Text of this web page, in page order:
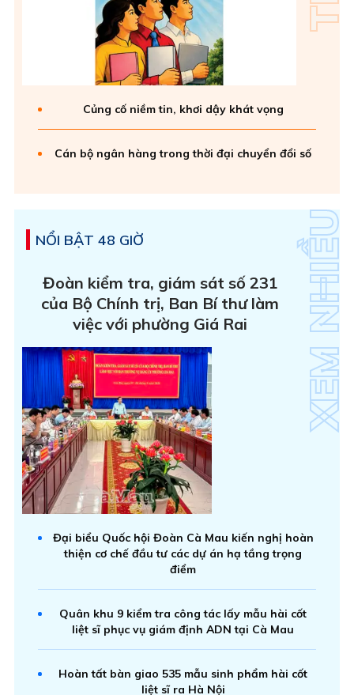
Củng cố niềm tin, khơi dậy khát vọng
Cán bộ ngân hàng trong thời đại chuyển đổi số
NỔI BẬT 48 GIỜ
Đoàn kiểm tra, giám sát số 231
của Bộ Chính trị, Ban Bí thư làm
việc với phường Giá Rai
Đại biểu Quốc hội Đoàn Cà Mau kiến nghị hoàn
thiện cơ chế đầu tư các dự án hạ tầng trọng
điểm
Quân khu 9 kiểm tra công tác lấy mẫu hài cốt
liệt sĩ phục vụ giám định ADN tại Cà Mau
Hoàn tất bàn giao 535 mẫu sinh phẩm hài cốt
liệt sĩ ra Hà Nội